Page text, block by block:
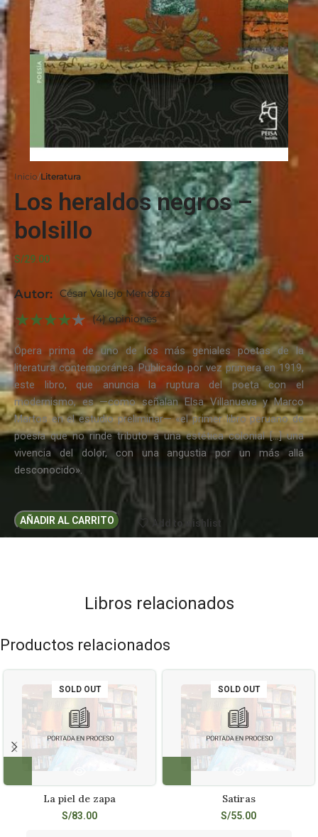
Inicio Literatura
Los heraldos negros –
bolsillo
S/29.00
Autor: César Vallejo Mendoza
(4) opiniones
Ópera prima de uno de los más geniales poetas de la
literatura contemporánea. Publicado por vez primera en 1919,
este libro, que anuncia la ruptura del poeta con el
modernismo, es —como señalan Elsa Villanueva y Marco
Martos en el estudio preliminar— «el primer libro peruano de
poesía que no rinde tributo a una estética colonial […] una
vivencia del dolor, con una angustia por un más allá
desconocido».
AÑADIR AL CARRITO Add to wishlist
Libros relacionados
Productos relacionados
SOLD OUT
La piel de zapa
S/83.00
SOLD OUT
Satiras
S/55.00